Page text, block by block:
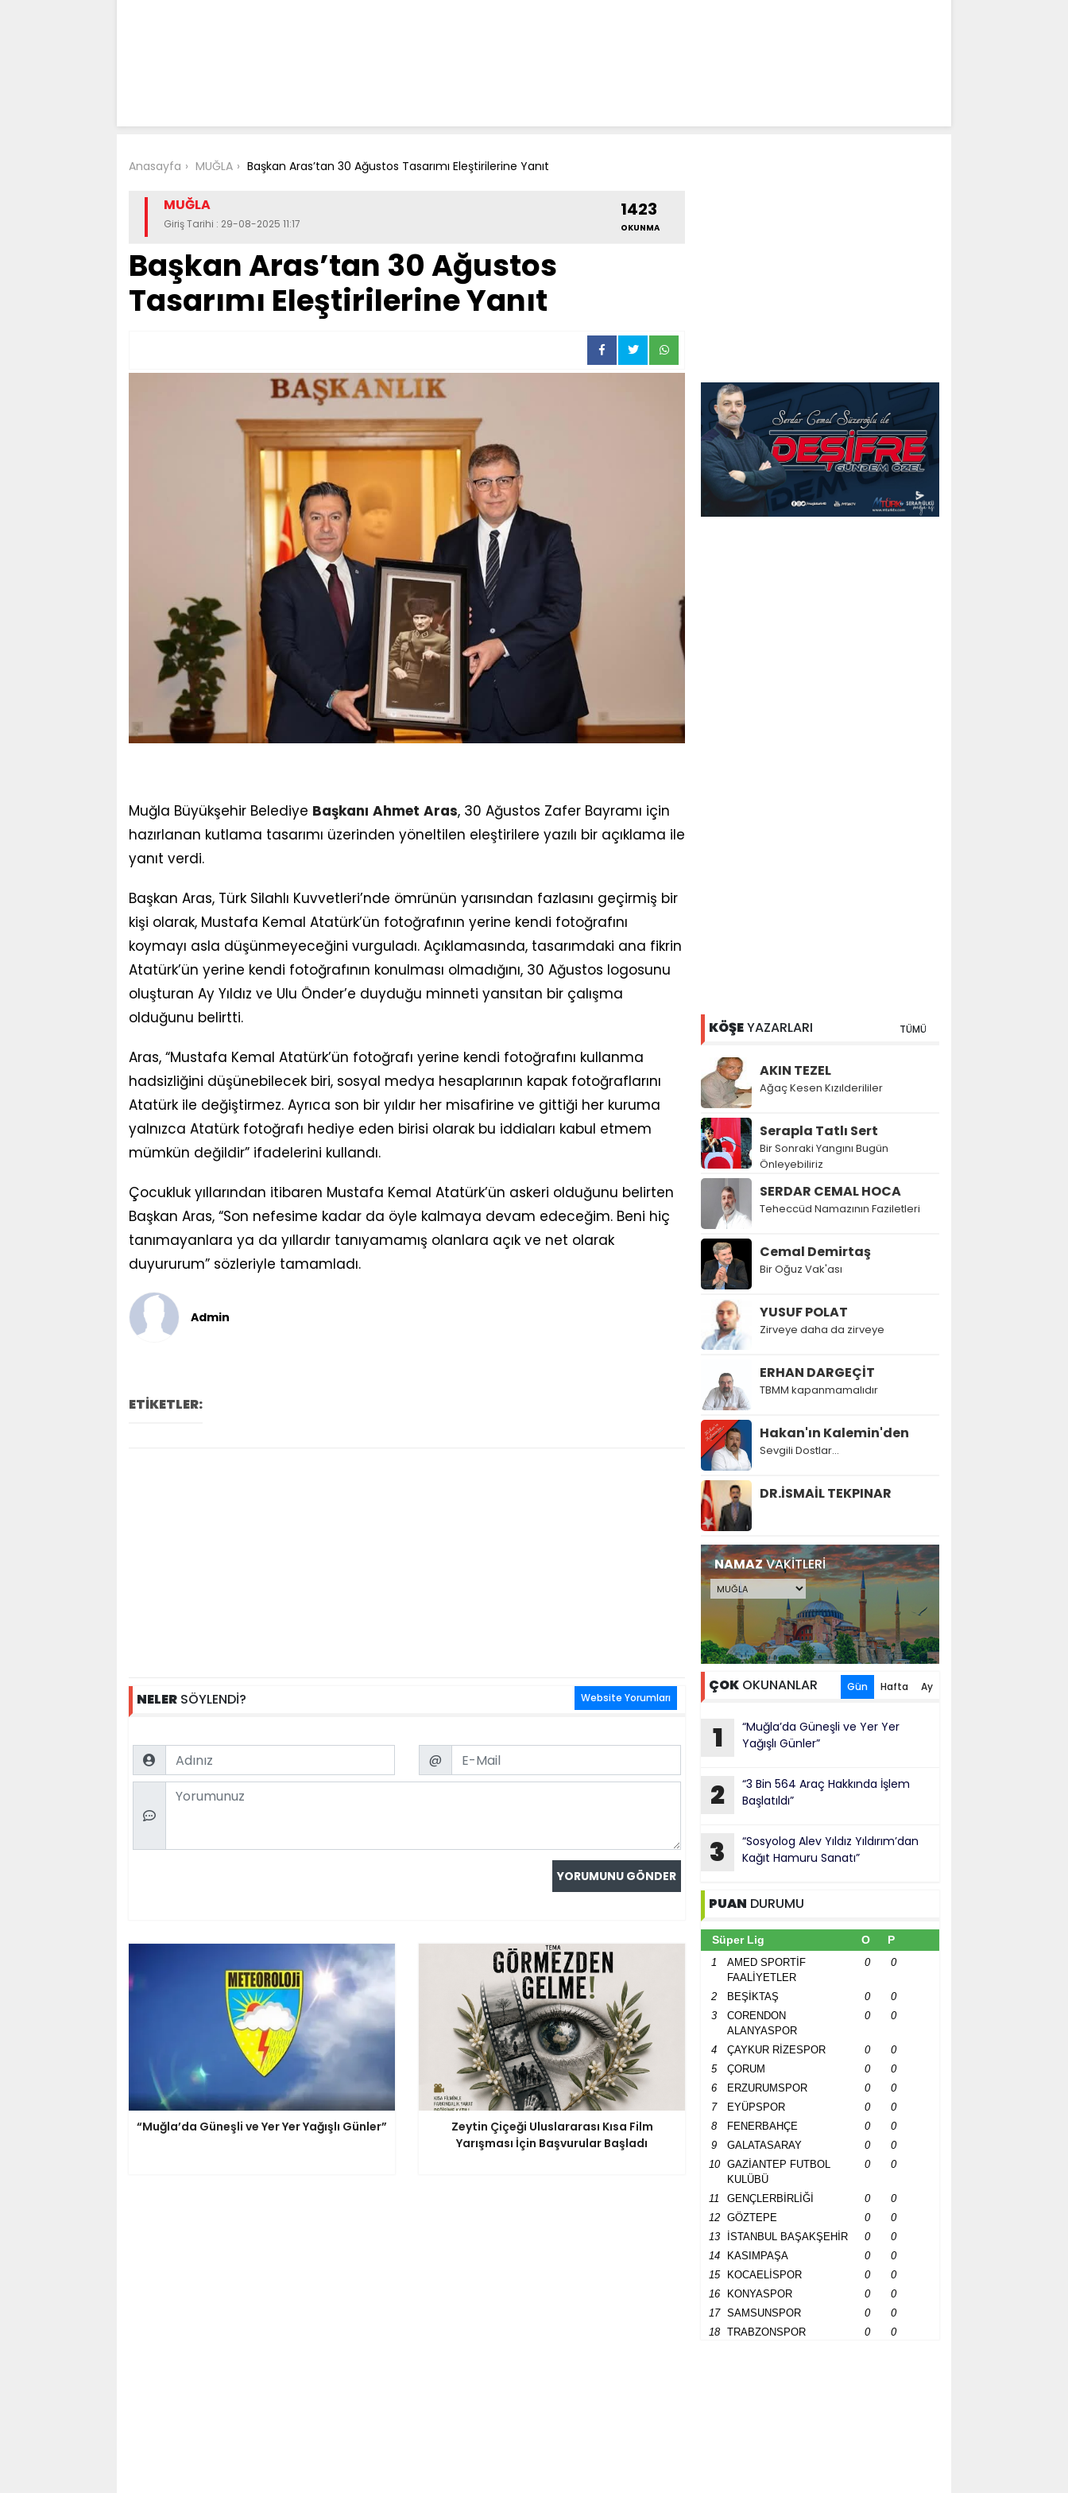
Anasayfa MUĞLA Başkan Aras’tan 30 Ağustos Tasarımı Eleştirilerine Yanıt
MUĞLA
Giriş Tarihi : 29-08-2025 11:17
1423
OKUNMA
Başkan Aras’tan 30 Ağustos
Tasarımı Eleştirilerine Yanıt
Muğla Büyükşehir Belediye Başkanı Ahmet Aras, 30 Ağustos Zafer Bayramı için
hazırlanan kutlama tasarımı üzerinden yöneltilen eleştirilere yazılı bir açıklama ile
yanıt verdi.
Başkan Aras, Türk Silahlı Kuvvetleri’nde ömrünün yarısından fazlasını geçirmiş bir
kişi olarak, Mustafa Kemal Atatürk’ün fotoğrafının yerine kendi fotoğrafını
koymayı asla düşünmeyeceğini vurguladı. Açıklamasında, tasarımdaki ana fikrin
Atatürk’ün yerine kendi fotoğrafının konulması olmadığını, 30 Ağustos logosunu
oluşturan Ay Yıldız ve Ulu Önder’e duyduğu minneti yansıtan bir çalışma
olduğunu belirtti.
Aras, “Mustafa Kemal Atatürk’ün fotoğrafı yerine kendi fotoğrafını kullanma
hadsizliğini düşünebilecek biri, sosyal medya hesaplarının kapak fotoğraflarını
Atatürk ile değiştirmez. Ayrıca son bir yıldır her misafirine ve gittiği her kuruma
yalnızca Atatürk fotoğrafı hediye eden birisi olarak bu iddiaları kabul etmem
mümkün değildir” ifadelerini kullandı.
Çocukluk yıllarından itibaren Mustafa Kemal Atatürk’ün askeri olduğunu belirten
Başkan Aras, “Son nefesime kadar da öyle kalmaya devam edeceğim. Beni hiç
tanımayanlara ya da yıllardır tanıyamamış olanlara açık ve net olarak
duyururum” sözleriyle tamamladı.
Admin
ETİKETLER:
NELER SÖYLENDİ? Website Yorumları
Name Email
@
Comment
“Muğla’da Güneşli ve Yer Yer Yağışlı Günler”
Zeytin Çiçeği Uluslararası Kısa Film
Yarışması İçin Başvurular Başladı
KÖŞEYAZARLARI TÜMÜ
AKIN TEZEL
Ağaç Kesen Kızılderililer
Serapla Tatlı Sert
Bir Sonraki Yangını Bugün
Önleyebiliriz
SERDAR CEMAL HOCA
Teheccüd Namazının Faziletleri
Cemal Demirtaş
Bir Oğuz Vak'ası
YUSUF POLAT
Zirveye daha da zirveye
ERHAN DARGEÇİT
TBMM kapanmamalıdır
Hakan'ın Kalemin'den
Sevgili Dostlar...
DR.İSMAİL TEKPINAR
NAMAZVAKİTLERİ
ÇOK OKUNANLAR Gün Hafta Ay
1
“Muğla’da Güneşli ve Yer Yer
Yağışlı Günler”
2
“3 Bin 564 Araç Hakkında İşlem
Başlatıldı”
3
“Sosyolog Alev Yıldız Yıldırım’dan
Kağıt Hamuru Sanatı”
PUAN DURUMU
Süper Lig O P
1
AMED SPORTİF
FAALİYETLER
0 0
2 BEŞİKTAŞ 0
0
3
CORENDON
ALANYASPOR
0 0
4 ÇAYKUR RİZESPOR 0
0
5
ÇORUM 0
0
6
ERZURUMSPOR 0
0
7
EYÜPSPOR 0
0
8
FENERBAHÇE 0
0
9
GALATASARAY 0
0
10
GAZİANTEP FUTBOL
KULÜBÜ
0 0
11 GENÇLERBİRLİĞİ 0
0
12
GÖZTEPE 0
0
13
İSTANBUL BAŞAKŞEHİR 0
0
14
KASIMPAŞA 0
0
15
KOCAELİSPOR 0
0
16
KONYASPOR 0
0
17
SAMSUNSPOR 0
0
18
TRABZONSPOR 0 0